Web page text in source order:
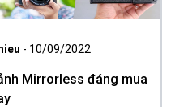
- 10/09/2022
Mirrorless đáng mua